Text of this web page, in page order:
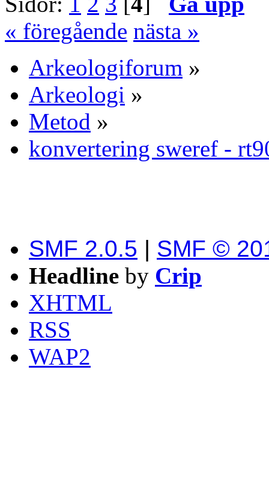
« föregående nästa »
Arkeologiforum »
Arkeologi »
Metod »
konvertering sweref -
SMF 2.0.5 | SMF ©
Headline by Crip
XHTML
RSS
WAP2